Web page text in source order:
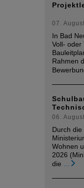
07. August
In Bad
Voll- oder
Rahmen
06. August
Durch
Wohnen
2026
die